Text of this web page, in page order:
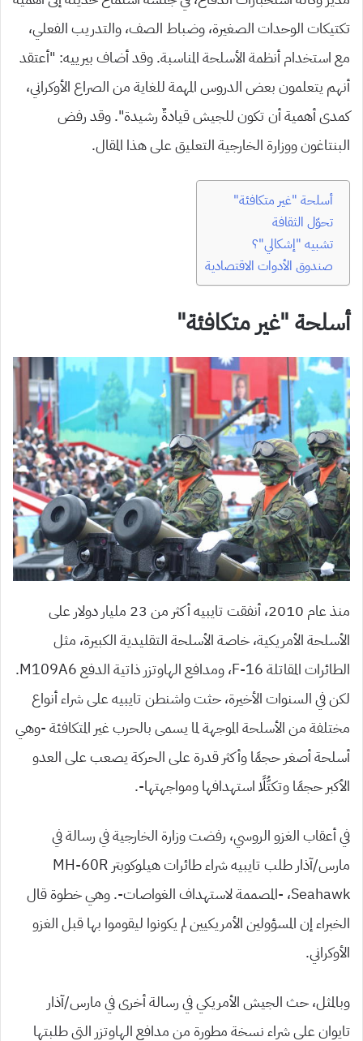
تكتيكات الوحدات الصغيرة، وضباط الصف،والتدريب الفعلي،
مع استخدام أنظمة الأسلحة المناسبة. وقد أضاف بيرييه: “أعتقد
أنهم يتعلمون بعض الدروس المهمة للغاية من الصراع الأوكراني،
كمدى أهمية أن تكون للجيش قيادةٌ رشيدة”. وقد رفض
البنتاغون ووزارة الخارجية التعليق على هذا المقال.
أسلحة “غير متكافئة”
تحوّل الثقافة
تشبيه “إشكالي”؟
صندوق الأدوات الاقتصادية
أسلحة “غير متكافئة”
منذ عام 2010، أنفقت تايبيه أكثر من 23 مليار دولار على
الأسلحة الأمريكية، خاصة الأسلحة التقليدية الكبيرة، مثل
الطائرات المقاتلة F-16، ومدافع الهاوتزر ذاتية الدفع M109A6.
لكن في السنوات الأخيرة، حثت واشنطن تايبيه على شراء أنواع
مختلفة من الأسلحة الموجهة لما يسمى بالحرب غير المتكافئة -وهي
أسلحة أصغر حجمًا وأكثر قدرة على الحركة يصعب على العدو
الأكبر حجمًا وتكتُّلًا استهدافها ومواجهتها-.
في أعقاب الغزو الروسي، رفضت وزارة الخارجية في رسالة في
مارس/آذار طلب تايبيه شراء طائرات هيلوكوبتر MH-60R
Seahawk، -المصممة لاستهداف الغواصات-. وهي خطوة قال
الخبراء إن المسؤولين الأمريكيين لم يكونوا ليقوموا بها قبل الغزو
الأوكراني.
وبالمثل، حث الجيش الأمريكي في رسالة أخرى في مارس/آذار
تايوان على شراء نسخة مطورة من مدافع الهاوتزر التي طلبتها